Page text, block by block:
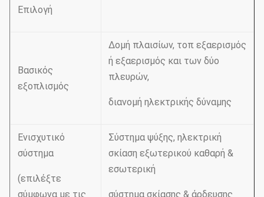
Επιλογή
Βασικός
εξοπλισμός
Δομή πλαισίων, τοπ εξαερισμός
ή εξαερισμός και των δύο
πλευρών,
διανομή ηλεκτρικής δύναμης
Ενισχυτικό
σύστημα
(επιλέξτε
σύμφωνα με τις
Σύστημα ψύξης, ηλεκτρική
σκίαση εξωτερικού καθαρή &
εσωτερική
σύστημα σκίασης & άρδευσης